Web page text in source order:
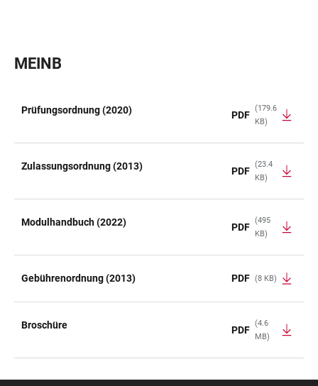
MEINB
Prüfungsordnung (2020) PDF
(179.6
KB)
Zulassungsordnung (2013) PDF
(23.4
KB)
Modulhandbuch (2022) PDF
(495
KB)
Gebührenordnung (2013) PDF (8 KB)
Broschüre PDF
(4.6
MB)